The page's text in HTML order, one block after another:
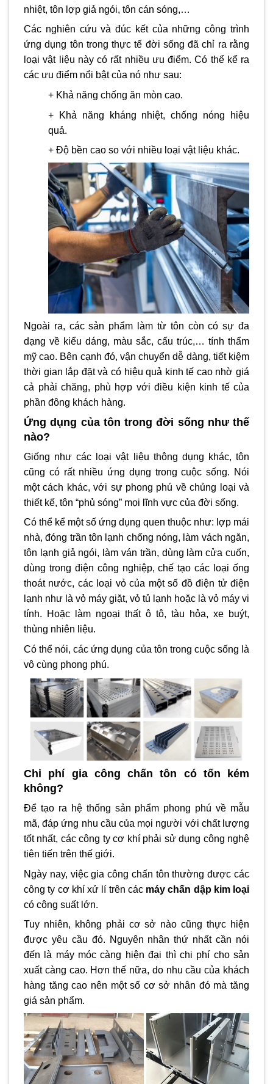
nhiệt, tôn lợp giả ngói, tôn cán sóng,…
Các nghiên cứu và đúc kết của những công trình
ứng dụng tôn trong thực tế đời sống đã chỉ ra rằng
loại vật liệu này có rất nhiều ưu điểm. Có thể kể ra
các ưu điểm nổi bật của nó như sau:
+ Khả năng chống ăn mòn cao.
+ Khả năng kháng nhiệt, chống nóng hiệu
quả.
+ Độ bền cao so với nhiều loại vật liệu khác.
Ngoài ra, các sản phẩm làm từ tôn còn có sự đa
dạng về kiểu dáng, màu sắc, cấu trúc,… tính thẩm
mỹ cao. Bên cạnh đó, vận chuyển dễ dàng, tiết kiệm
thời gian lắp đặt và có hiệu quả kinh tế cao nhờ giá
cả phải chăng, phù hợp với điều kiện kinh tế của
phần đông khách hàng.
Ứng dụng của tôn trong đời sống như thế
nào?
Giống như các loại vật liệu thông dụng khác, tôn
cũng có rất nhiều ứng dụng trong cuộc sống. Nói
một cách khác, với sự phong phú về chủng loại và
thiết kế, tôn “phủ sóng” mọi lĩnh vực của đời sống.
Có thể kể một số ứng dụng quen thuộc như: lợp mái
nhà, đóng trần tôn lạnh chống nóng, làm vách ngăn,
tôn lạnh giả ngói, làm ván trần, dùng làm cửa cuốn,
dùng trong điện công nghiệp, chế tạo các loại ống
thoát nước, các loại vỏ của một số đồ điện tử điện
lạnh như là vỏ máy giặt, vỏ tủ lạnh hoặc là vỏ máy vi
tính. Hoặc làm ngoại thất ô tô, tàu hỏa, xe buýt,
thùng nhiên liệu.
Có thể nói, các ứng dụng của tôn trong cuộc sống là
vô cùng phong phú.
Chi phí gia công chấn tôn có tốn kém
không?
Để tạo ra hệ thống sản phẩm phong phú về mẫu
mã, đáp ứng nhu cầu của mọi người với chất lượng
tốt nhất, các công ty cơ khí phải sử dụng công nghệ
tiên tiến trên thế giới.
Ngày nay, việc gia công chấn tôn thường được các
công ty cơ khí xử lí trên các máy chấn dập kim loại
có công suất lớn.
Tuy nhiên, không phải cơ sở nào cũng thực hiện
được yêu cầu đó. Nguyên nhân thứ nhất cần nói
đến là máy móc càng hiện đại thì chi phí cho sản
xuất càng cao. Hơn thế nữa, do nhu cầu của khách
hàng tăng cao nên một số cơ sở nhân đó mà tăng
giá sản phẩm.